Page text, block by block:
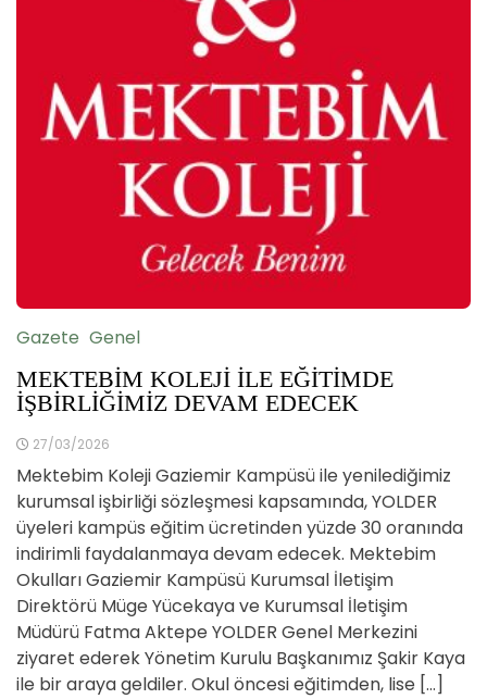
Gazete Genel
MEKTEBİM KOLEJİ İLE EĞİTİMDE
İŞBİRLİĞİMİZ DEVAM EDECEK
27/03/2026
Mektebim Koleji Gaziemir Kampüsü ile yenilediğimiz
kurumsal işbirliği sözleşmesi kapsamında, YOLDER
üyeleri kampüs eğitim ücretinden yüzde 30 oranında
indirimli faydalanmaya devam edecek. Mektebim
Okulları Gaziemir Kampüsü Kurumsal İletişim
Direktörü Müge Yücekaya ve Kurumsal İletişim
Müdürü Fatma Aktepe YOLDER Genel Merkezini
ziyaret ederek Yönetim Kurulu Başkanımız Şakir Kaya
ile bir araya geldiler. Okul öncesi eğitimden, lise […]